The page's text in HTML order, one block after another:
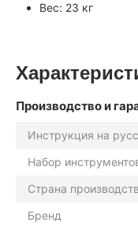
Вес: 23 кг
Производство и
Инструкция на
Набор
Страна
Бренд